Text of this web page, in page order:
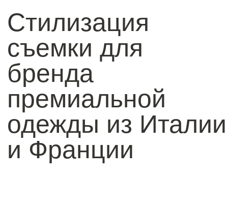
бренда
премиальной
одежды из Италии
и Франции
Продюсирование имиджевой съемки для
брендов: look book, reels, рекламный
контент. Готовим уникальные референсы,
ищем моделей и локации. Работаем с